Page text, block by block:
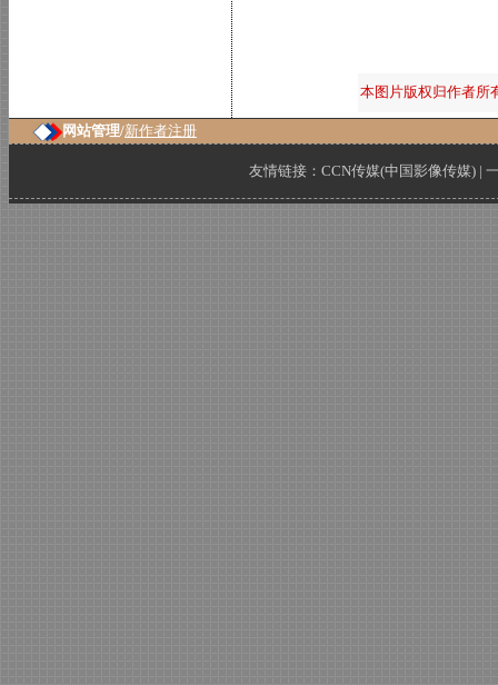
本图片版权归作者所
网站管理/新作者注册
友情链接： CCN传媒(中国影像传媒) |